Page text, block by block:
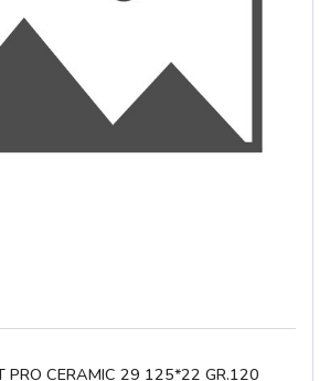
PRO CERAMIC 29 125*22 GR.120